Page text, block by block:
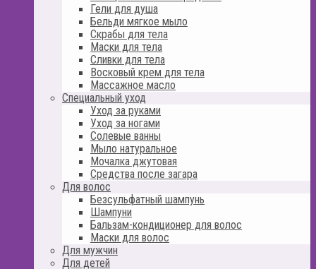
Гели для душа
Бельди мягкое мыло
Скрабы для тела
Маски для тела
Сливки для тела
Восковый крем для тела
Массажное масло
Специальный уход
Уход за руками
Уход за ногами
Солевые ванны
Мыло натуральное
Мочалка джутовая
Средства после загара
Для волос
Безсульфатный шампунь
Шампуни
Бальзам-кондиционер для волос
Маски для волос
Для мужчин
Для детей